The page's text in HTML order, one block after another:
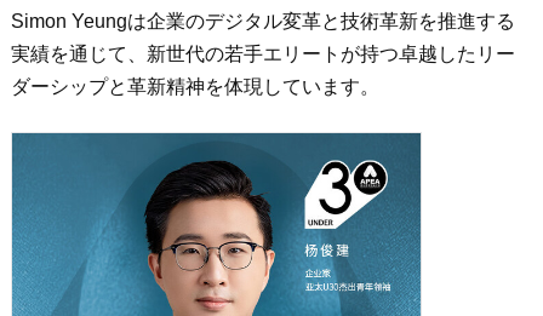
Simon Yeungは企業のデジタル変革と技術革新を推進する
実績を通じて、新世代の若手エリートが持つ卓越したリー
ダーシップと革新精神を体現しています。